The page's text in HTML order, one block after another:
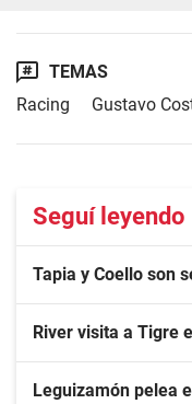
TEMAS
Racing
Gustavo
Seguí leyendo
Tapia y Coello son
River visita a Tigre
Leguizamón pelea